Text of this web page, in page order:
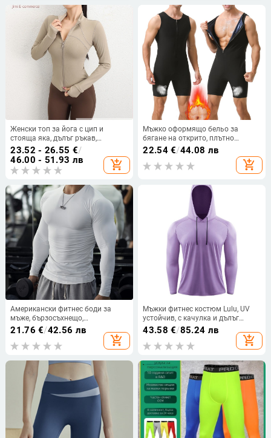
Женски топ за йога с цип и
стояща яка, дълъг ръкав,
вталяващо спортно яке за
бягане през есента
23.52 - 26.55 €/
46.00 - 51.93 лв
add_shopping_cart
Мъжко оформящо бельо за
бягане на открито, плътно
прилепнало фитнес облекло за
контрол на корема, европейски и
американски трансграничен
спортен жилет, спортен костюм
22.54€/44.08 лв
add_shopping_cart
Американски фитнес боди за
мъже, бързосъхнещо,
абсорбиращо потта, дишащо, с
дълъг ръкав, тънко спортно
тренировъчно облекло с лого
21.76 €/42.56 лв
add_shopping_cart
Мъжки фитнес костюм Lulu, UV
устойчив, с качулка и дълъг
ръкав, спортен, бързосъхнещ, за
бягане, баскетбол, слънцезащита
43.58 €/85.24 лв
add_shopping_cart